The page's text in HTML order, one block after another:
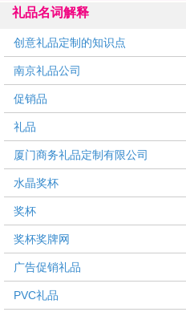
礼品名词解释
创意礼品定制的知识点
南京礼品公司
促销品
礼品
厦门商务礼品定制有限公司
水晶奖杯
奖杯
奖杯奖牌网
广告促销礼品
PVC礼品